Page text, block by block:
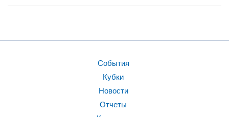
События
Кубки
Новости
Отчеты